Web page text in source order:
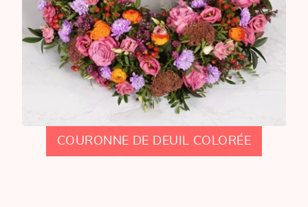
COURONNE DE DEUIL COLORÉE